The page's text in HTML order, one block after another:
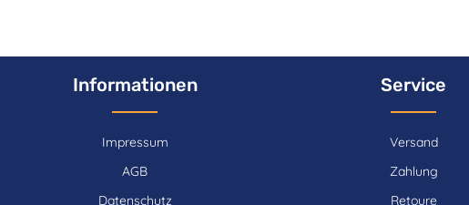
Informationen
Impressum
AGB
Datenschutz
Service
Versand
Zahlung
Retoure